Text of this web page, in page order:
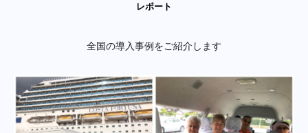
レポート
全国の導入事例をご紹介します